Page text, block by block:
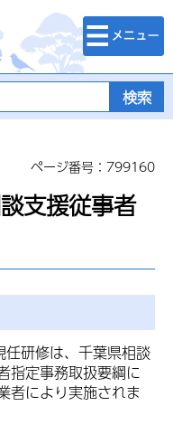
検索・メニュ
ー
ページ番号：799160
支援従事者
研修は、千葉県相談
指定事務取扱要綱に
者により実施されま